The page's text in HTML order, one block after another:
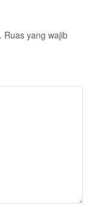
Ruas yang wajib